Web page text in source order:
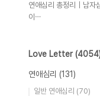
연애심리 총정리｜남자
이⋯
Love Letter
연애심리 (131)
일반 연애심리 (70)